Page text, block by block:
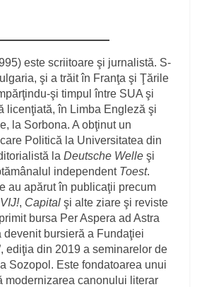
este scriitoare şi jurnalistă. S-
şi a trăit în Franţa şi Ţările
şi timpul între SUA şi
licenţiată, în Limba Engleză şi
la Sorbona. A obţinut un
Politică la Universitatea din
laDeutsche Welle şi
independent Toest.
au apărut în publicaţii precum
VIJ!, Capitalşi alte ziare şi reviste
bursa Per Aspera ad Astra
devenit bursieră a Fundaţiei
ediţia din 2019 a seminarelor de
Sozopol. Este fondatoarea unui
modernizarea canonului literar